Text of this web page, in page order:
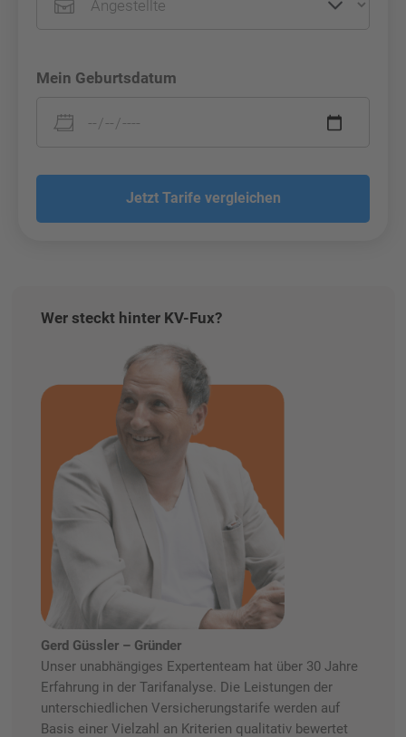
Mein Geburtsdatum
Jetzt Tarife vergleichen
Wer steckt hinter KV-Fux?
Gerd Güssler – Gründer
Unser unabhängiges Expertenteam hat über 30 Jahre
Erfahrung in der Tarifanalyse. Die Leistungen der
unterschiedlichen Versicherungstarife werden auf
Basis einer Vielzahl an Kriterien qualitativ bewertet